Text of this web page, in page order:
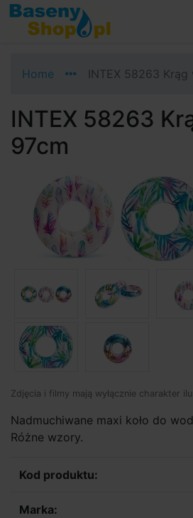
Przejdź do nawigacji
Przejdź do treści
Przejdź do paska bocznego
Home INTEX 58263 Krąg
INTEX 58263
97cm
Zdjęcia i filmy mają wyłącznie charakter
Nadmuchiwane maxi koło do
Różne wzory.
Kod produktu:
Marka: